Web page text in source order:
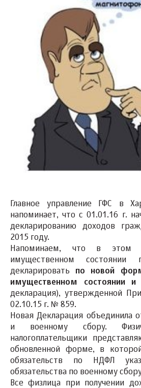
Главное управление ГФС в
напоминает, что с 01.01.16 г.
декларированию доходов
2015 году.
Напоминаем, что в этом
имущественном состоянии
декларировать по новой
имущественном состоянии и
декларация), утвержденной
02.10.15 г. № 859.
Новая Декларация объединила
и военному сбору.
налогоплательщики
обновленной форме, в
обязательств по НДФЛ
обязательства по военному
Все физлица при получении